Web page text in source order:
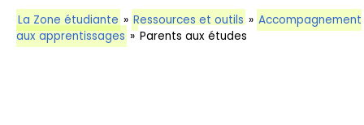
La Zone étudiante » Ressources et outils » Accompagnement
aux apprentissages » Parents aux études